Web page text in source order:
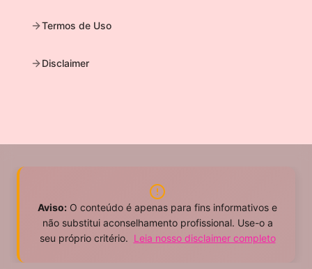
Termos de Uso
Disclaimer
Aviso: O conteúdo é apenas para fins informativos e
não substitui aconselhamento profissional. Use-o a
seu próprio critério. Leia nosso disclaimer completo